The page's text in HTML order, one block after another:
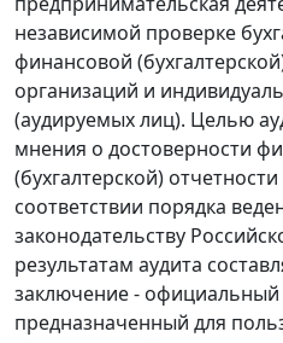
независимой проверке
финансовой
организаций и
(аудируемых лиц). Целью
мнения о достоверности
(бухгалтерской)
соответствии порядка
законодательству
результатам аудита
заключение - официальный
предназначенный для